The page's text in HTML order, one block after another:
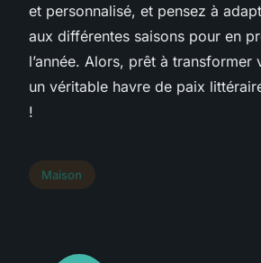
et personnalisé, et pensez à
aux différentes saisons pour en
l’année. Alors, prêt à transformer
un véritable havre de paix
!
Maison